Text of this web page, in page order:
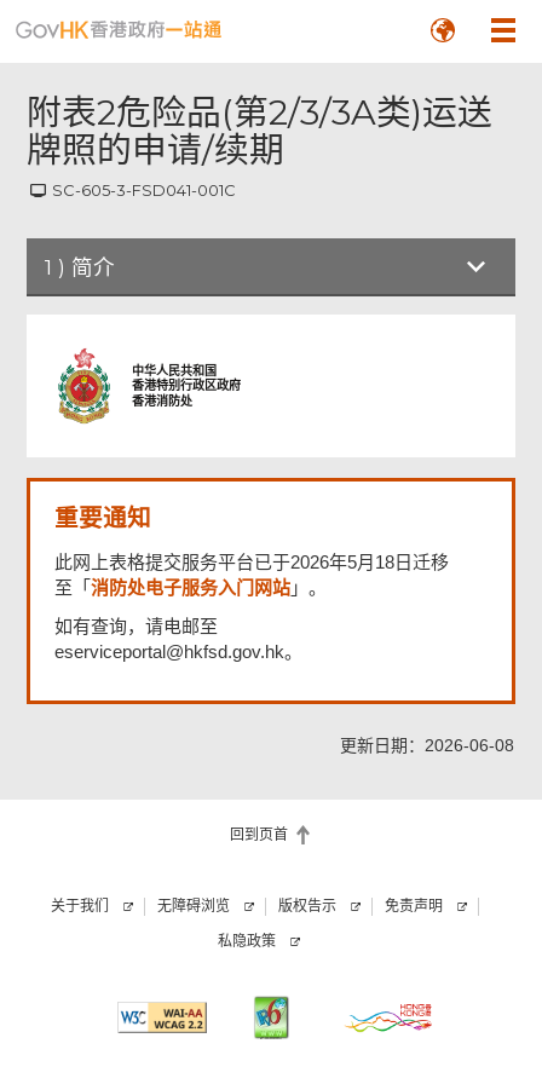
附表2危险品(第2/3/3A类)运送
牌照的申请/续期
SC-605-3-FSD041-001C
1 ) 简介
中华人民共和国
香港特别行政区政府
香港消防处
重要通知
此网上表格提交服务平台已于2026年5月18日迁移
至「消防处电子服务入门网站 」。
如有查询，请电邮至
eserviceportal@hkfsd.gov.hk。
更新日期：2026-06-08
回到页首
页
关于我们 无障碍浏览 版权告示 免责声明
私隐政策